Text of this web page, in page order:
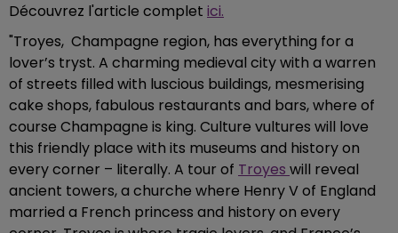
Découvrez l'article complet ici.
"Troyes, Champagne region, has everything for a
lover’s tryst. A charming medieval city with a warren
of streets filled with luscious buildings, mesmerising
cake shops, fabulous restaurants and bars, where of
course Champagne is king. Culture vultures will love
this friendly place with its museums and history on
every corner – literally. A tour of Troyes will reveal
ancient towers, a churche where Henry V of England
married a French princess and history on every